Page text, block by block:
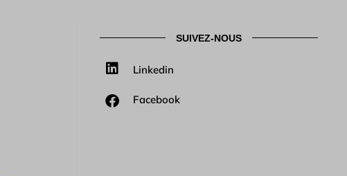
SUIVEZ-NOUS
Linkedin
Facebook